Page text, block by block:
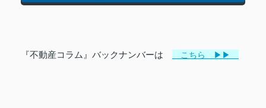
『不動産コラム』バックナンバーは こちら ▶▶